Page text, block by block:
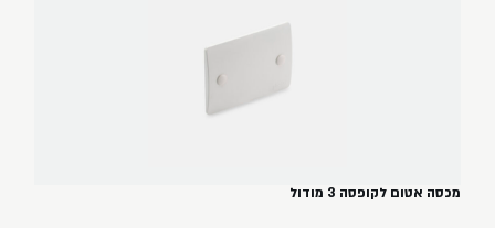
מכסה אטום לקופסה 3 מודול